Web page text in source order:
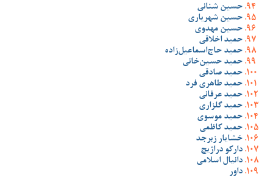
حسین شنانی
حسین شهریاری
حسین مهدوی
حمید اخلاقی
حمید حاج‌اسماعیل‌زاده
حمید حسین‌خانی
حمید صادقی
حمید طاهری فرد
حمید عرفانی
حمید گلزاری
حمید موسوی
حمید کاظمی
خشایار زبرجد
دارکو دراژیچ
دانیال اسلامی
داور